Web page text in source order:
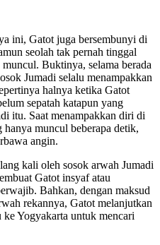
ini, Gatot juga bersembunyi di
seolah tak pernah tinggal
Buktinya, selama berada
Jumadi selalu menampakkan
halnya ketika Gatot
sepatah katapun yang
itu. Saat menampakkan diri di
muncul beberapa detik,
angin.
kali oleh sosok arwah Jumadi
Gatot insyaf atau
Bahkan, dengan maksud
rekannya, Gatot melanjutkan
Yogyakarta untuk mencari